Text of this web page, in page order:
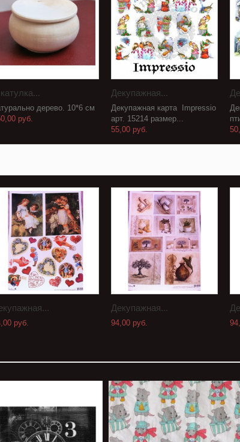
дерево. 10*6 см
руб.
Декупажная...
Декупажная карта Impressio
арт. 15214 размер...
55,00 руб.
руб.
Декупажная...
94,00 руб.